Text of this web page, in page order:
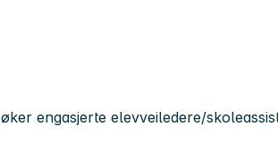
engasjerte elevveiledere/